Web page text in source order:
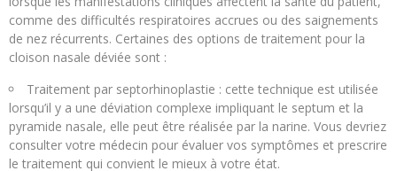
comme des difficultés respiratoires accrues ou des saignements
de nez récurrents. Certaines des options de traitement pour la
cloison nasale déviée sont :
Traitement par septorhinoplastie : cette technique est utilisée
lorsqu’il y a une déviation complexe impliquant le septum et la
pyramide nasale, elle peut être réalisée par la narine. Vous devriez
consulter votre médecin pour évaluer vos symptômes et prescrire
le traitement qui convient le mieux à votre état.